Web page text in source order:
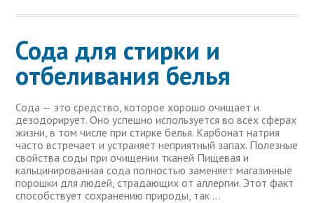
Сода для стирки и
отбеливания белья
Сода — это средство, которое хорошо очищает и
дезодорирует. Оно успешно используется во всех сферах
жизни, в том числе при стирке белья. Карбонат натрия
часто встречает и устраняет неприятный запах. Полезные
свойства соды при очищении тканей Пищевая и
кальцинированная сода полностью заменяет магазинные
порошки для людей, страдающих от аллергии. Этот факт
способствует сохранению природы, так …